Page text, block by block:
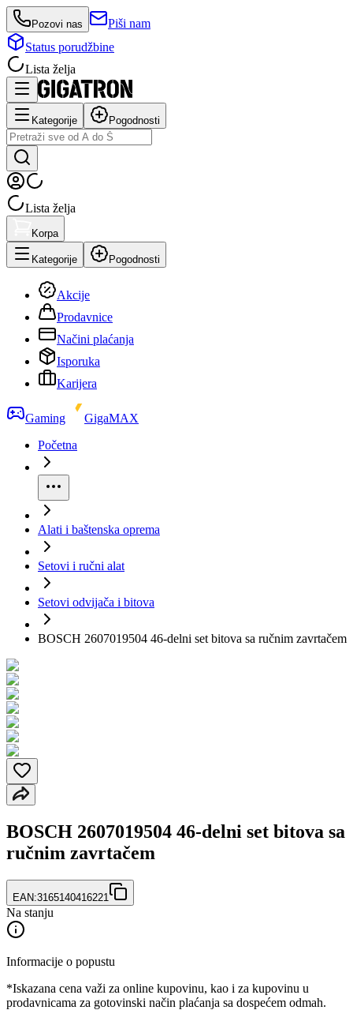
Pozovi nas
Piši nam
Status porudžbine
Lista želja
Kategorije Pogodnosti
Lista želja
Korpa
Kategorije Pogodnosti
Akcije
Prodavnice
Načini plaćanja
Isporuka
Karijera
Gaming
GigaMAX
Početna
Alati i baštenska oprema
Setovi i ručni alat
Setovi odvijača i bitova
BOSCH 2607019504 46-delni set bitova sa ručnim zavrtačem
BOSCH 2607019504 46-delni set bitova sa
ručnim zavrtačem
EAN:3165140416221
Na stanju
Informacije o popustu
*Iskazana cena važi za online kupovinu, kao i za kupovinu u
prodavnicama za gotovinski način plaćanja sa dospećem odmah.